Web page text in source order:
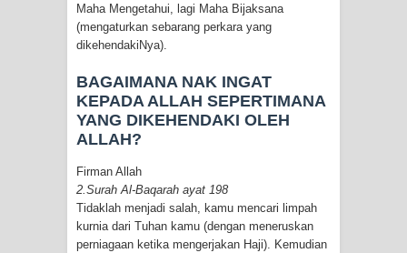
Maha Mengetahui, lagi Maha Bijaksana
(mengaturkan sebarang perkara yang
dikehendakiNya).
BAGAIMANA NAK INGAT
KEPADA ALLAH SEPERTIMANA
YANG DIKEHENDAKI OLEH
ALLAH?
Firman Allah
2.Surah Al-Baqarah ayat 198
Tidaklah menjadi salah, kamu mencari limpah
kurnia dari Tuhan kamu (dengan meneruskan
perniagaan ketika mengerjakan Haji). Kemudian